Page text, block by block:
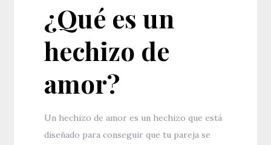
¿Qué es un
hechizo de
amor?
Un hechizo de amor es un hechizo que está
diseñado para conseguir que tu pareja se